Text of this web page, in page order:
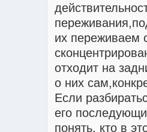
их переживаем
отходит на
о них
Если
его
понять, кто в